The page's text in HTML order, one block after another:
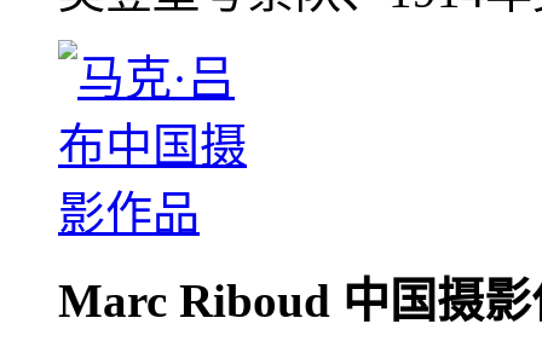
Marc Riboud 中国摄